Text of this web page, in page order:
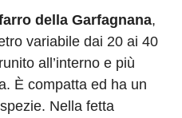
della Garfagnana,
variabile dai 20 ai 40
all’interno e più
È compatta ed ha un
Nella fetta